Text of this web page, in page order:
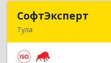
СофтЭксперт
Тула